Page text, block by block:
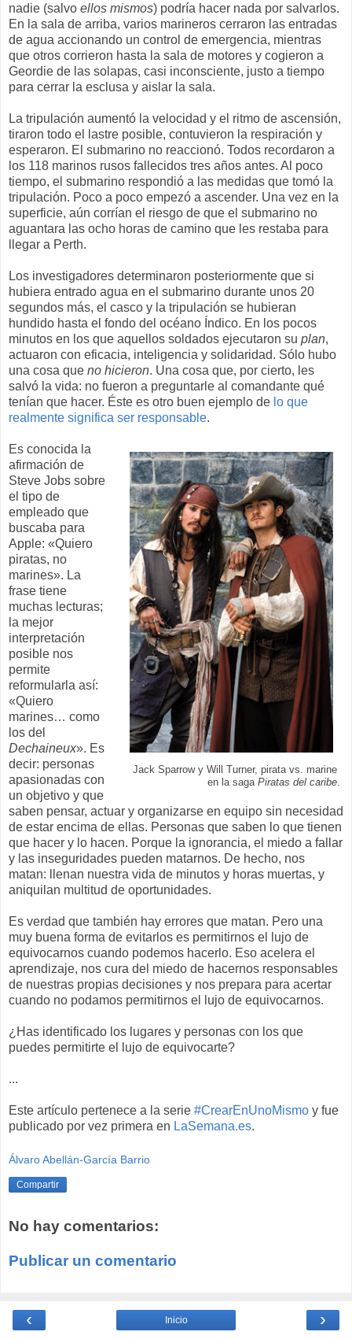
nadie (salvo ellos mismos) podría hacer nada por salvarlos.
En la sala de arriba, varios marineros cerraron las entradas
de agua accionando un control de emergencia, mientras
que otros corrieron hasta la sala de motores y cogieron a
Geordie de las solapas, casi inconsciente, justo a tiempo
para cerrar la esclusa y aislar la sala.
La tripulación aumentó la velocidad y el ritmo de ascensión,
tiraron todo el lastre posible, contuvieron la respiración y
esperaron. El submarino no reaccionó. Todos recordaron a
los 118 marinos rusos fallecidos tres años antes. Al poco
tiempo, el submarino respondió a las medidas que tomó la
tripulación. Poco a poco empezó a ascender. Una vez en la
superficie, aún corrían el riesgo de que el submarino no
aguantara las ocho horas de camino que les restaba para
llegar a Perth.
Los investigadores determinaron posteriormente que si
hubiera entrado agua en el submarino durante unos 20
segundos más, el casco y la tripulación se hubieran
hundido hasta el fondo del océano Índico. En los pocos
minutos en los que aquellos soldados ejecutaron su plan,
actuaron con eficacia, inteligencia y solidaridad. Sólo hubo
una cosa que no hicieron. Una cosa que, por cierto, les
salvó la vida: no fueron a preguntarle al comandante qué
tenían que hacer. Éste es otro buen ejemplo de lo que
realmente significa ser responsable.
Jack Sparrow y Will Turner, pirata vs. marine
en la saga Piratas del caribe
Es conocida la
afirmación de
Steve Jobs sobre
el tipo de
empleado que
buscaba para
Apple: «Quiero
piratas, no
marines». La
frase tiene
muchas lecturas;
la mejor
interpretación
posible nos
permite
reformularla así:
«Quiero
marines… como
los del
Dechaineux». Es
decir: personas
apasionadas con
un objetivo y que
saben pensar, actuar y organizarse en equipo sin necesidad
de estar encima de ellas. Personas que saben lo que tienen
que hacer y lo hacen. Porque la ignorancia, el miedo a fallar
y las inseguridades pueden matarnos. De hecho, nos
matan: llenan nuestra vida de minutos y horas muertas, y
aniquilan multitud de oportunidades.
Es verdad que también hay errores que matan. Pero una
muy buena forma de evitarlos es permitirnos el lujo de
equivocarnos cuando podemos hacerlo. Eso acelera el
aprendizaje, nos cura del miedo de hacernos responsables
de nuestras propias decisiones y nos prepara para acertar
cuando no podamos permitirnos el lujo de equivocarnos.
¿Has identificado los lugares y personas con los que
puedes permitirte el lujo de equivocarte?
...
Este artículo pertenece a la serie #CrearEnUnoMismo y fue
publicado por vez primera en LaSemana.es.
Álvaro Abellán-García Barrio
Compartir
No hay comentarios:
Publicar un comentario
‹ ›
Inicio